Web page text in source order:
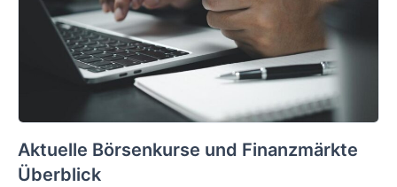
Aktuelle Börsenkurse und Finanzmärkte
Überblick